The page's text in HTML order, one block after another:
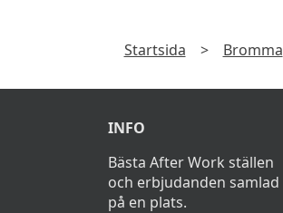
Startsida > Bromma
INFO
Bästa After Work ställen
och erbjudanden samlad
på en plats.